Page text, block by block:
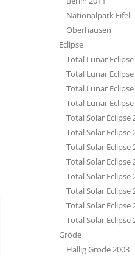
ÜBER DEN DÄCHERN
WHITE SUBURBIA
Nationalpark Eifel
Oberhausen
Eclipse
Total Lunar
Total Lunar
Total Lunar
Total Lunar
Total Solar Eclipse
Total Solar Eclipse
Total Solar Eclipse
Total Solar Eclipse
Total Solar Eclipse
Total Solar Eclipse
Total Solar Eclipse
Total Solar Eclipse
Gröde
Hallig Gröde 2003